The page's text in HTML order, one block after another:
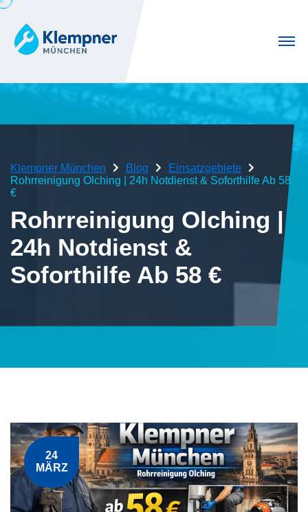
Klempner München Blog
Einsatzgebiete
Rohrreinigung Olching | 24h Notdienst & Soforthilfe Ab 58
€
Rohrreinigung Olching |
24h Notdienst &
Soforthilfe Ab 58 €
24
MÄRZ